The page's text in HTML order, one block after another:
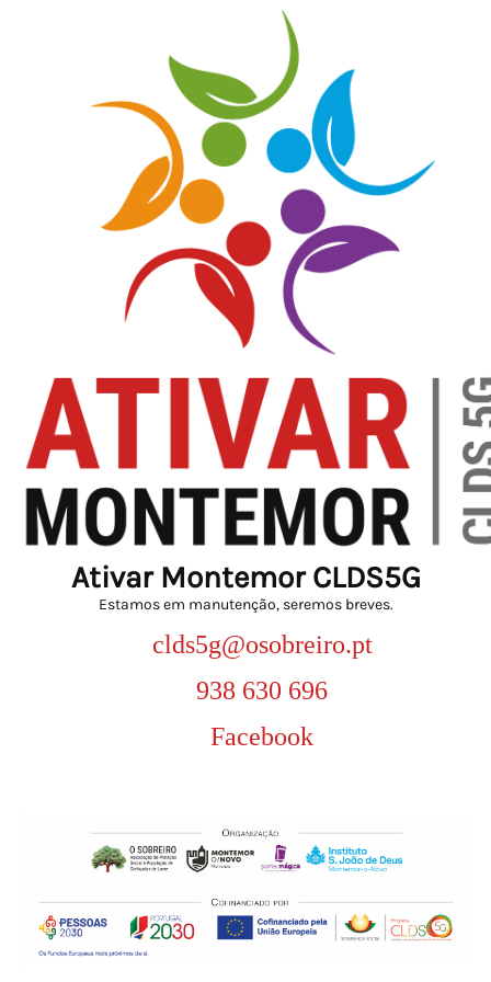
Ativar Montemor CLDS5G
Estamos em manutenção, seremos breves.
clds5g@osobreiro.pt
938 630 696
Facebook